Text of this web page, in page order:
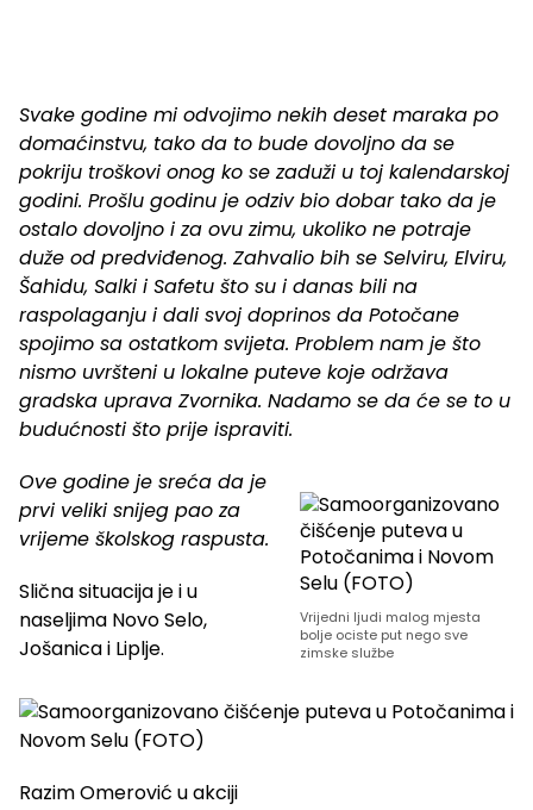
Svake godine mi odvojimo nekih deset maraka po
domaćinstvu, tako da to bude dovoljno da se
pokriju troškovi onog ko se zaduži u toj kalendarskoj
godini. Prošlu godinu je odziv bio dobar tako da je
ostalo dovoljno i za ovu zimu, ukoliko ne potraje
duže od predviđenog. Zahvalio bih se Selviru, Elviru,
Šahidu, Salki i Safetu što su i danas bili na
raspolaganju i dali svoj doprinos da Potočane
spojimo sa ostatkom svijeta. Problem nam je što
nismo uvršteni u lokalne puteve koje održava
gradska uprava Zvornika. Nadamo se da će se to u
budućnosti što prije ispraviti.
Vrijedni ljudi malog mjesta
bolje ociste put nego sve
zimske službe
Ove godine je sreća da je
prvi veliki snijeg pao za
vrijeme školskog raspusta.
Slična situacija je i u
naseljima Novo Selo,
Jošanica i Liplje.
Razim Omerović u akciji